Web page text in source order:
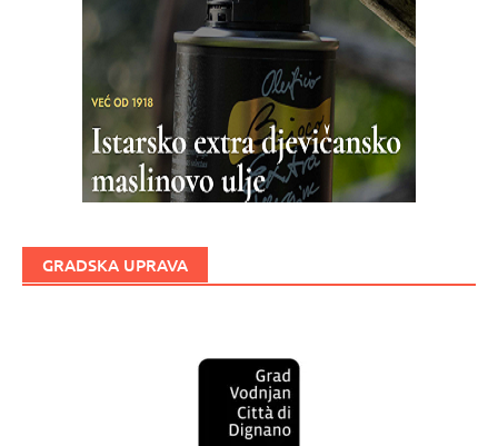
GRADSKA UPRAVA